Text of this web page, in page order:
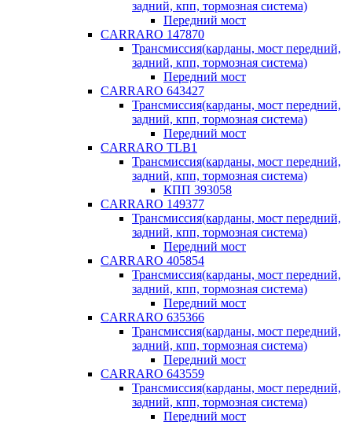
задний, кпп, тормозная система)
Передний мост
CARRARO 147870
Трансмиссия(карданы, мост передний,
задний, кпп, тормозная система)
Передний мост
CARRARO 643427
Трансмиссия(карданы, мост передний,
задний, кпп, тормозная система)
Передний мост
CARRARO TLB1
Трансмиссия(карданы, мост передний,
задний, кпп, тормозная система)
КПП 393058
CARRARO 149377
Трансмиссия(карданы, мост передний,
задний, кпп, тормозная система)
Передний мост
CARRARO 405854
Трансмиссия(карданы, мост передний,
задний, кпп, тормозная система)
Передний мост
CARRARO 635366
Трансмиссия(карданы, мост передний,
задний, кпп, тормозная система)
Передний мост
CARRARO 643559
Трансмиссия(карданы, мост передний,
задний, кпп, тормозная система)
Передний мост